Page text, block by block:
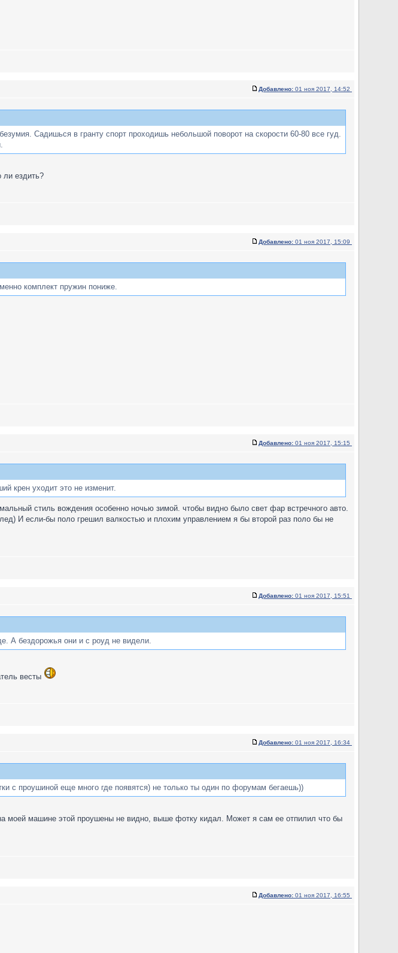
Добавлено: 01 ноя 2017, 14:52
Садишься в гранту спорт проходишь небольшой поворот на скорости 60-80 все гуд.
ли ездить?
Добавлено: 01 ноя 2017, 15:09
комплект пружин пониже.
Добавлено: 01 ноя 2017, 15:15
крен уходит это не изменит.
стиль вождения особенно ночью зимой. чтобы видно было свет фар встречного авто.
И если-бы поло грешил валкостью и плохим управлением я бы второй раз поло бы не
Добавлено: 01 ноя 2017, 15:51
А бездорожья они и с роуд не видели.
весты
Добавлено: 01 ноя 2017, 16:34
с проушиной еще много где появятся) не только ты один по форумам бегаешь))
моей машине этой проушены не видно, выше фотку кидал. Может я сам ее отпилил что бы
Добавлено: 01 ноя 2017, 16:55